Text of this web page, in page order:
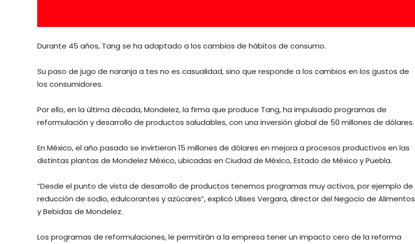
Durante 45 años, Tang se ha adaptado a los cambios de hábitos de consumo.
Su paso de jugo de naranja a tes no es casualidad, sino que responde a los cambios en los gustos de
los consumidores.
Por ello, en la última década, Mondelez, la firma que produce Tang, ha impulsado programas de
reformulación y desarrollo de productos saludables, con una inversión global de 50 millones de dólares.
En México, el año pasado se invirtieron 15 millones de dólares en mejora a procesos productivos en las
distintas plantas de Mondelez México, ubicadas en Ciudad de México, Estado de México y Puebla.
“Desde el punto de vista de desarrollo de productos tenemos programas muy activos, por ejemplo de
reducción de sodio, edulcorantes y azúcares”, explicó Ulises Vergara, director del Negocio de Alimentos
y Bebidas de Mondelez.
Los programas de reformulaciones, le permitirán a la empresa tener un impacto cero de la reforma